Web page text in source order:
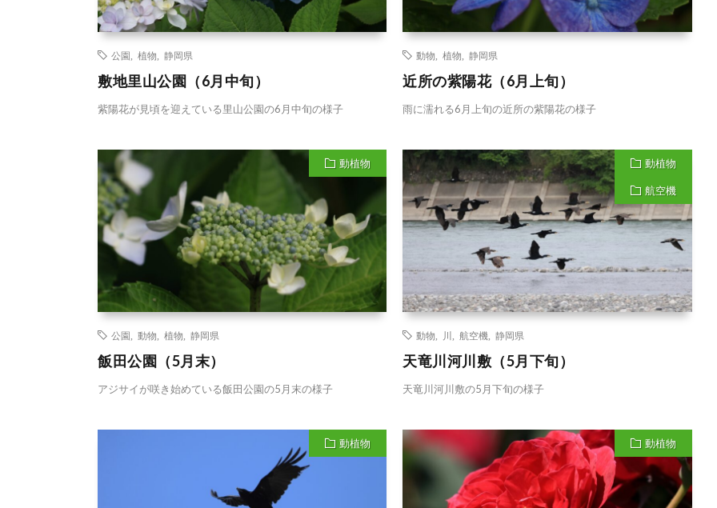
公園 植物 静岡県
敷地里山公園（6月中旬）
紫陽花が見頃を迎えている里山公園の6月中旬の様子
動物 ,植物 ,静岡県
近所の紫陽花（6月上旬）
雨に濡れる6月上旬の近所の紫陽花の様子
動植物
公園 動物 植物 静岡県
飯田公園（5月末）
アジサイが咲き始めている飯田公園の5月末の様子
動植物
航空機
動物 ,航空機 ,静岡県
天竜川河川敷（5月下旬）
天竜川河川敷の5月下旬の様子
動植物 動植物